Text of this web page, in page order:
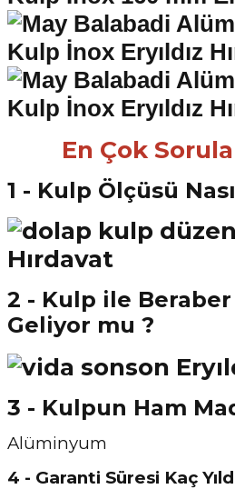
En Çok
1 - Kulp Ölçüsü
2 - Kulp ile Beraber
Geliyor mu ?
3 - Kulpun Ham
Alüminyum
4 - Garanti Süresi Kaç